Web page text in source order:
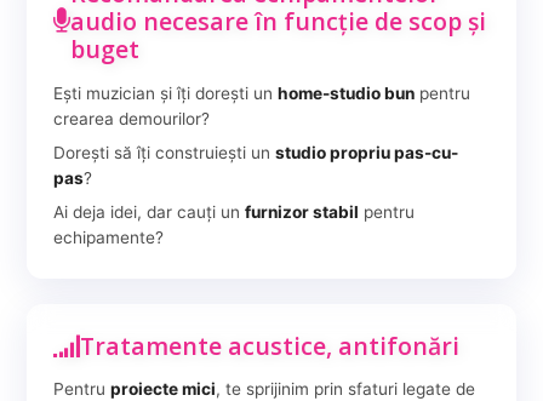
audio necesare în funcție de scop și
buget
Ești muzician și îți dorești unhome-studio bun pentru
crearea demourilor?
Dorești să îți construiești unstudio propriu pas-cu-
pas?
Ai deja idei, dar cauți unfurnizor stabil pentru
echipamente?
Tratamente acustice, antifonări
Pentruproiecte mici, te sprijinim prin sfaturi legate de